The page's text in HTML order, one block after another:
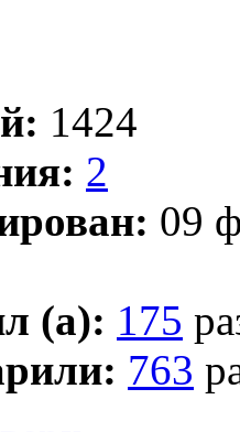
1424
2
09
(а): 175
763